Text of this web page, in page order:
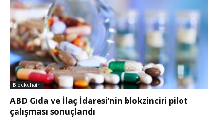
Blockchain
ABD Gıda ve İlaç İdaresi’nin blokzinciri pilot
çalışması sonuçlandı